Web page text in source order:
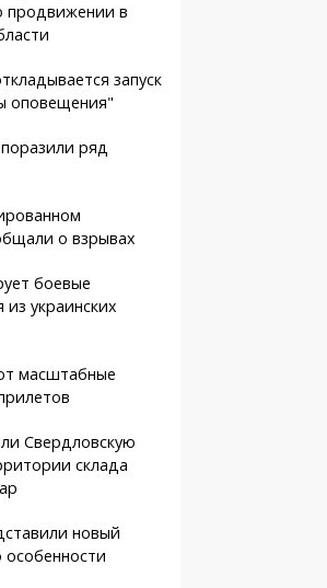
продвижении в
запуск
оповещения"
ряд
о взрывах
боевые
украинских
масштабные
Свердловскую
склада
новый
особенности